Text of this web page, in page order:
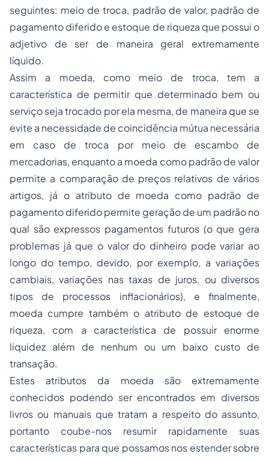
seguintes: meio de troca, padrão de valor, padrão de
pagamento diferido e estoque de riqueza que possui o
adjetivo de ser de maneira geral extremamente
líquido.
Assim a moeda, como meio de troca, tem a
característica de permitir que determinado bem ou
serviço seja trocado por ela mesma, de maneira que se
evite a necessidade de coincidência mútua necessária
em caso de troca por meio de escambo de
mercadorias, enquanto a moeda como padrão de valor
permite a comparação de preços relativos de vários
artigos, já o atributo de moeda como padrão de
pagamento diferido permite geração de um padrão no
qual são expressos pagamentos futuros (o que gera
problemas já que o valor do dinheiro pode variar ao
longo do tempo, devido, por exemplo, a variações
cambiais, variações nas taxas de juros, ou diversos
tipos de processos inflacionários), e finalmente,
moeda cumpre também o atributo de estoque de
riqueza, com a característica de possuir enorme
liquidez além de nenhum ou um baixo custo de
transação.
Estes atributos da moeda são extremamente
conhecidos podendo ser encontrados em diversos
livros ou manuais que tratam a respeito do assunto,
portanto coube-nos resumir rapidamente suas
características para que possamos nos estender sobre